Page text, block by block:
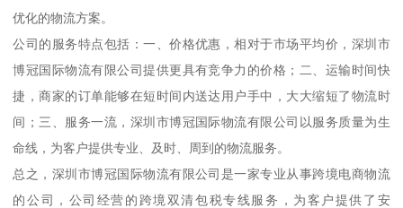
优化的物流方案。
公司的服务特点包括：一、价格优惠，相对于市场平均价，深圳市
博冠国际物流有限公司提供更具有竞争力的价格；二、运输时间快
捷，商家的订单能够在短时间内送达用户手中，大大缩短了物流时
间；三、服务一流，深圳市博冠国际物流有限公司以服务质量为生
命线，为客户提供专业、及时、周到的物流服务。
总之，深圳市博冠国际物流有限公司是一家专业从事跨境电商物流
的公司，公司经营的跨境双清包税专线服务，为客户提供了安